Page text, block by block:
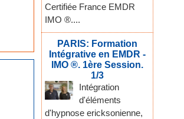
Certifiée France EMDR
IMO ®....
PARIS: Formation
Intégrative en EMDR -
IMO ®. 1ère Session.
1/3
Intégration
d'éléments
d'hypnose ericksonienne,